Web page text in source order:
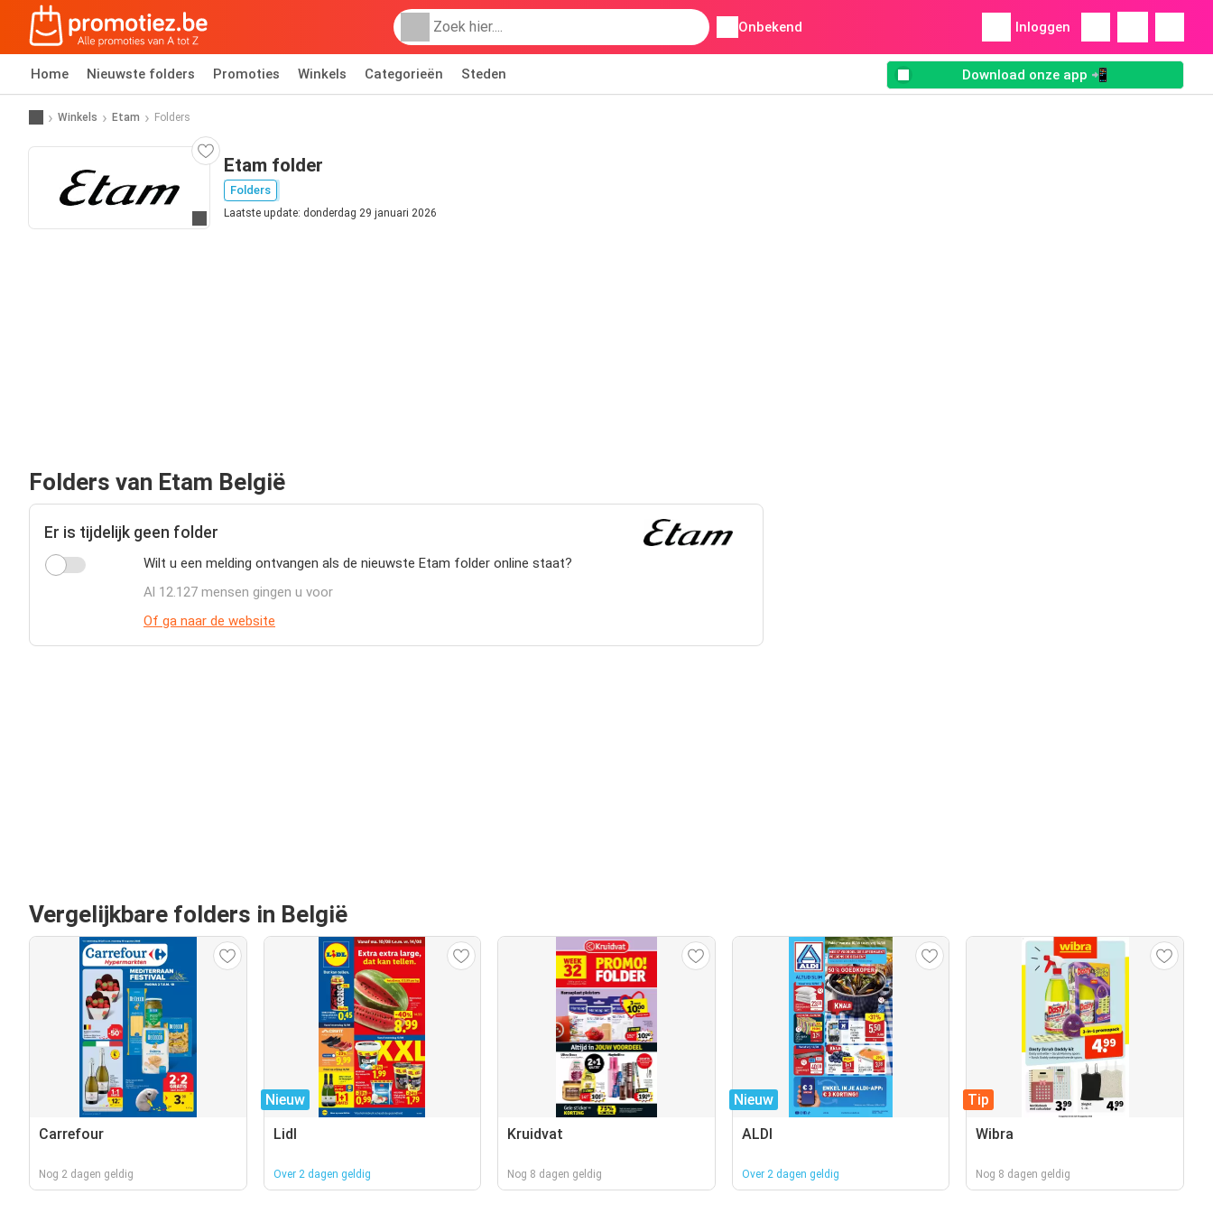
Onbekend Inloggen
Home Nieuwste folders Promoties Winkels Categorieën Steden Download onze app 📲
Winkels Etam Folders
Ga naar website
Etam folder
Folders
Laatste update: donderdag 29 januari 2026
Folders van Etam België
Er is tijdelijk geen folder
Wilt u een melding ontvangen als de nieuwste Etam folder online staat?
Al 12.127 mensen gingen u voor
Of ga naar de website
Vergelijkbare folders in België
Carrefour
Nog 2 dagen geldig
Nieuw
Lidl
Over 2 dagen geldig
Kruidvat
Nog 8 dagen geldig
Nieuw
ALDI
Over 2 dagen geldig
Tip
Wibra
Nog 8 dagen geldig